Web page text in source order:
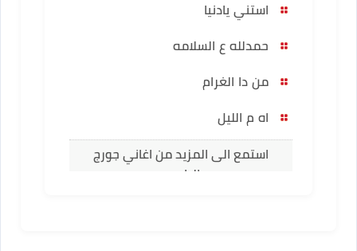
استني يادنيا
حمدلله ع السلامه
من دا الغرام
اه م الليل
استمع الى المزيد من اغاني جورج
الراسي